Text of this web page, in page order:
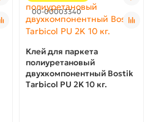
00-00003340
Клей для паркета
полиуретановый
двухкомпонентный Bostik
Tarbicol PU 2K 10 кг.